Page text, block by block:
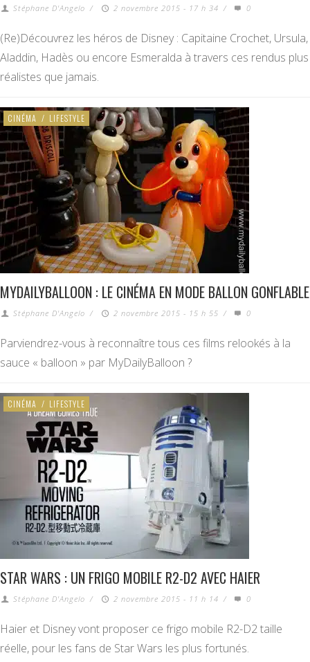
Stéphane D'Angelo / 2 novembre 2015 - 17 h 34 / 0
(Re)Découvrez les héros de Disney : Capitaine Crochet, Ursula,
Aladdin, Hadès ou encore Esmeralda à travers ces rendus plus
réalistes que jamais.
CINÉMA / LIFESTYLE
MYDAILYBALLOON : LE CINÉMA EN MODE BALLON GONFLABLE
Stéphane D'Angelo / 2 novembre 2015 - 15 h 55 / 0
Parviendrez-vous à reconnaître tous ces films relookés à la
sauce « balloon » par MyDailyBalloon ?
CINÉMA / LIFESTYLE
STAR WARS : UN FRIGO MOBILE R2-D2 AVEC HAIER
Stéphane D'Angelo / 2 novembre 2015 - 11 h 14 / 0
Haier et Disney vont proposer ce frigo mobile R2-D2 taille
réelle, pour les fans de Star Wars les plus fortunés.